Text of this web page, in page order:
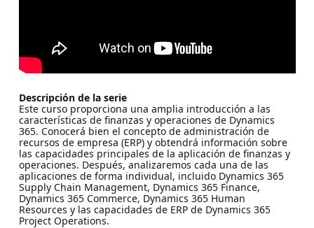
Descripción de la serie
Este curso proporciona una amplia introducción a las
características de finanzas y operaciones de Dynamics
365. Conocerá bien el concepto de administración de
recursos de empresa (ERP) y obtendrá información sobre
las capacidades principales de la aplicación de finanzas y
operaciones. Después, analizaremos cada una de las
aplicaciones de forma individual, incluido Dynamics 365
Supply Chain Management, Dynamics 365 Finance,
Dynamics 365 Commerce, Dynamics 365 Human
Resources y las capacidades de ERP de Dynamics 365
Project Operations.